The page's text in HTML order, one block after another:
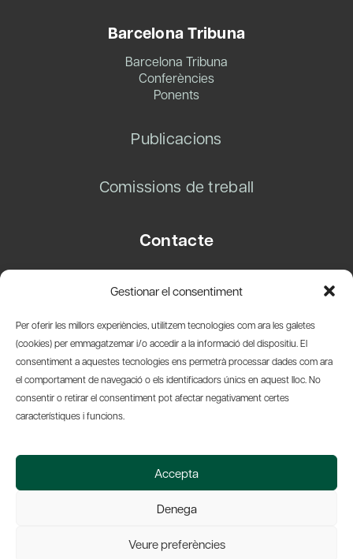
Gestionar el consentiment
Per oferir les millors experiències, utilitzem tecnologies com ara les galetes
(cookies) per emmagatzemar i/o accedir a la informació del dispositiu. El
consentiment a aquestes tecnologies ens permetrà processar dades com ara
el comportament de navegació o els identificadors únics en aquest lloc. No
consentir o retirar el consentiment pot afectar negativament certes
característiques i funcions.
Accepta
Denega
Veure preferències
Barcelona Tribuna
Barcelona Tribuna
Conferències
Ponents
Publicacions
Comissions de treball
Contacte
08003 Barcelona
info@amicsdelpais.com
Suscripció Newsletter
© 2026 Societat Econòmica Barcelonesa d'Amics del País
Web by Ideamatic